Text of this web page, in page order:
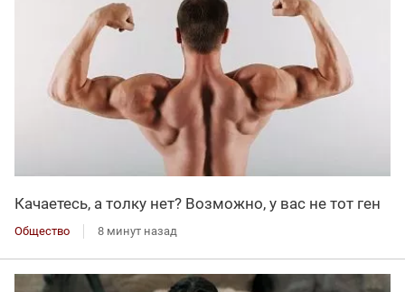
Качаетесь, а толку нет? Возможно, у вас не тот ген
Общество 8 минут назад